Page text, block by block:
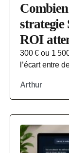
ROI
300 € ou 1
l’écart entre
Arthur